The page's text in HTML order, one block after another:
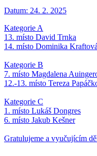
Datum: 24. 2. 2025
Kategorie A
13. místo David Trnka
14. místo Dominika Kraftová
Kategorie B
7. místo Magdalena
12.-13. místo Tereza
Kategorie C
1. místo Lukáš Dongres
6. místo Jakub Kešner
Gratulujeme a vyučujícím